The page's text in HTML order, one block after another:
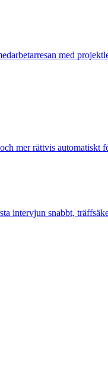
med
mer rättvis automatiskt
intervjun snabbt,